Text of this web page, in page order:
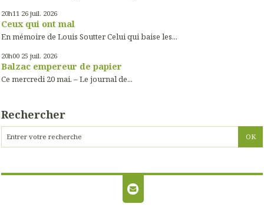
20h11 26 juil. 2026
Ceux qui ont mal
En mémoire de Louis Soutter Celui qui baise les...
20h00 25 juil. 2026
Balzac empereur de papier
Ce mercredi 20 mai. – Le journal de...
Rechercher